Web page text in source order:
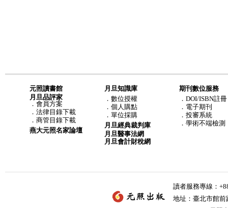
元照讀書館
月旦品評家
． 會員方案
． 法律目錄下載
． 商管目錄下載
燕大元照名家論壇
月旦知識庫
． 數位授權
． 個人購點
． 單位採購
月旦經典裁判庫
月旦醫事法網
月旦會計財稅網
期刊數位服務
．DOI/ISBN註冊
．電子期刊
．投審系統
．學術不端檢測
讀者服務專線：
地址：臺北市館